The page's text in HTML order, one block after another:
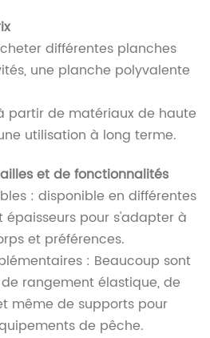
différentes planches
une planche polyvalente
partir de matériaux de haute
utilisation à long terme.
et de fonctionnalités
: disponible en différentes
épaisseurs pour s'adapter à
et préférences.
: Beaucoup sont
rangement élastique, de
même de supports pour
de pêche.